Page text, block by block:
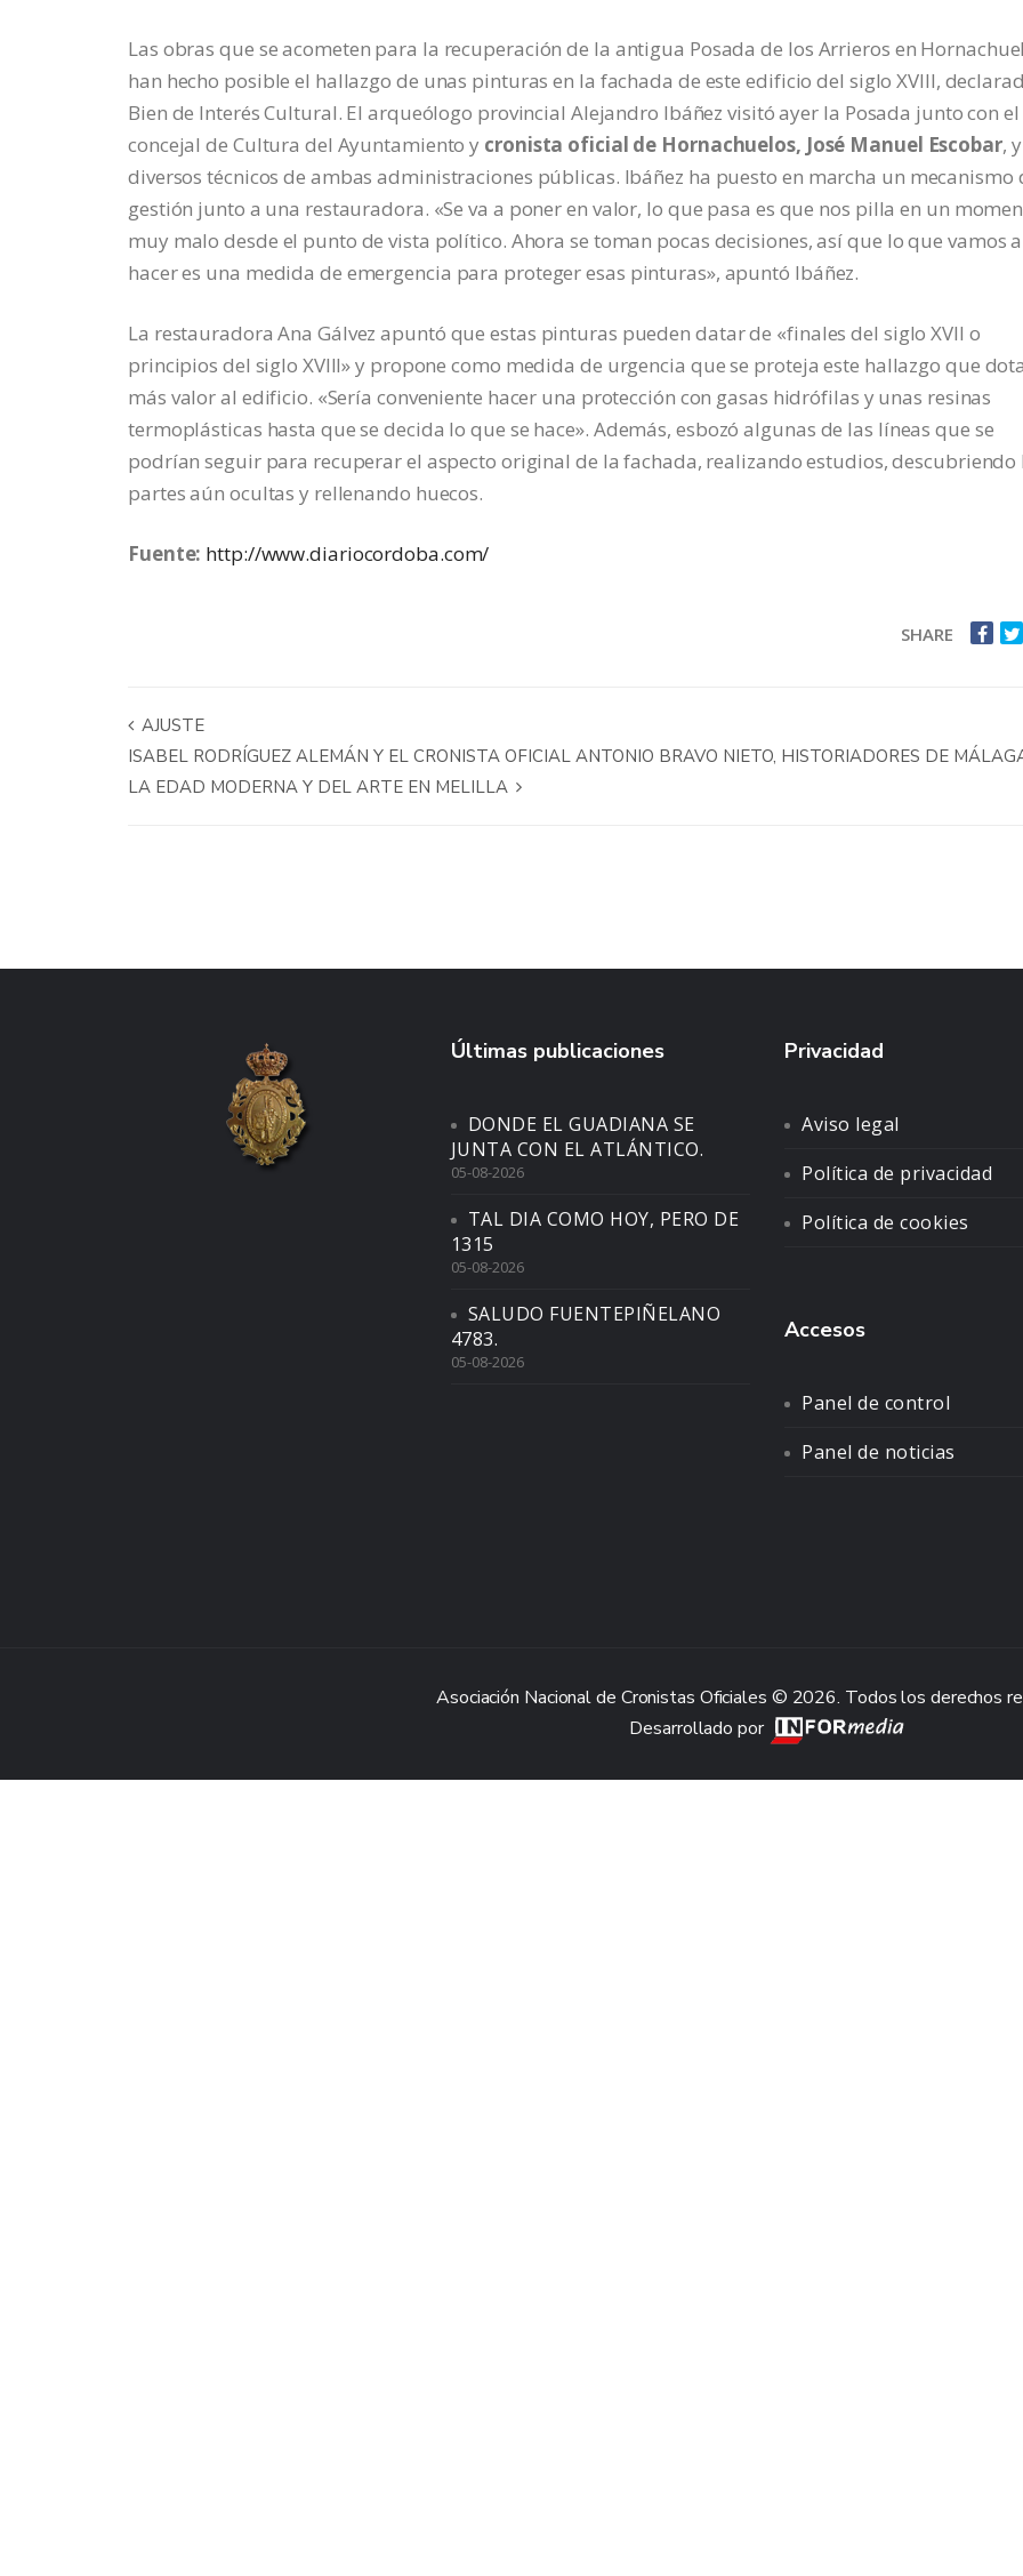
Las obras que se acometen para la recuperación de la antigua Posada de los Arrieros en
han hecho posible el hallazgo de unas pinturas en la fachada de este edificio del siglo XVIII,
Bien de Interés Cultural. El arqueólogo provincial Alejandro Ibáñez visitó ayer la Posada junto con el
concejal de Cultura del Ayuntamiento y cronista oficial de Hornachuelos, José Manuel Escobar, y
diversos técnicos de ambas administraciones públicas. Ibáñez ha puesto en marcha un mecanismo
gestión junto a una restauradora. «Se va a poner en valor, lo que pasa es que nos pilla en un
muy malo desde el punto de vista político. Ahora se toman pocas decisiones, así que lo que vamos a
hacer es una medida de emergencia para proteger esas pinturas», apuntó Ibáñez.
La restauradora Ana Gálvez apuntó que estas pinturas pueden datar de «finales del siglo XVII o
principios del siglo XVIII» y propone como medida de urgencia que se proteja este hallazgo que
más valor al edificio. «Sería conveniente hacer una protección con gasas hidrófilas y unas resinas
termoplásticas hasta que se decida lo que se hace». Además, esbozó algunas de las líneas que se
podrían seguir para recuperar el aspecto original de la fachada, realizando estudios, descubriendo
partes aún ocultas y rellenando huecos.
Fuente: http://www.diariocordoba.com/
SHARE
AJUSTE
ISABEL RODRÍGUEZ ALEMÁN Y EL CRONISTA OFICIAL ANTONIO BRAVO NIETO, HISTORIADORES DE
LA EDAD MODERNA Y DEL ARTE EN MELILLA
Últimas publicaciones
DONDE EL GUADIANA SE
JUNTA CON EL ATLÁNTICO.
05-08-2026
TAL DIA COMO HOY, PERO DE
1315
05-08-2026
SALUDO FUENTEPIÑELANO
4783.
05-08-2026
Privacidad
Aviso legal
Política de privacidad
Política de cookies
Accesos
Panel de control
Panel de noticias
Asociación Nacional de Cronistas Oficiales © 2026. Todos los derechos
Desarrollado por